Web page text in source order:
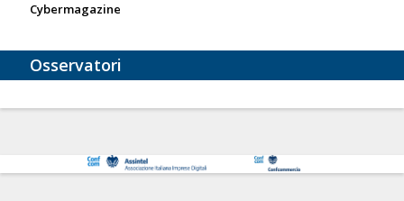
Cybermagazine
Osservatori